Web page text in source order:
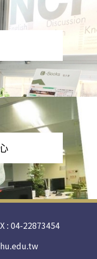
: 04-22873454